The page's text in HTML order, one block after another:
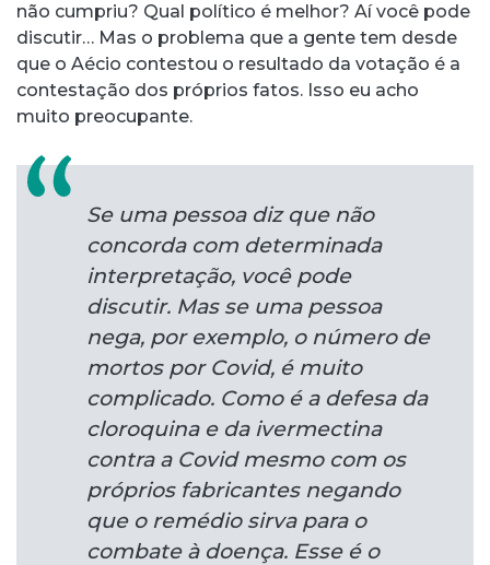
não cumpriu? Qual político é melhor? Aí você pode
discutir… Mas o problema que a gente tem desde
que o Aécio contestou o resultado da votação é a
contestação dos próprios fatos. Isso eu acho
muito preocupante.
Se uma pessoa diz que não
concorda com determinada
interpretação, você pode
discutir. Mas se uma pessoa
nega, por exemplo, o número de
mortos por Covid, é muito
complicado. Como é a defesa da
cloroquina e da ivermectina
contra a Covid mesmo com os
próprios fabricantes negando
que o remédio sirva para o
combate à doença. Esse é o